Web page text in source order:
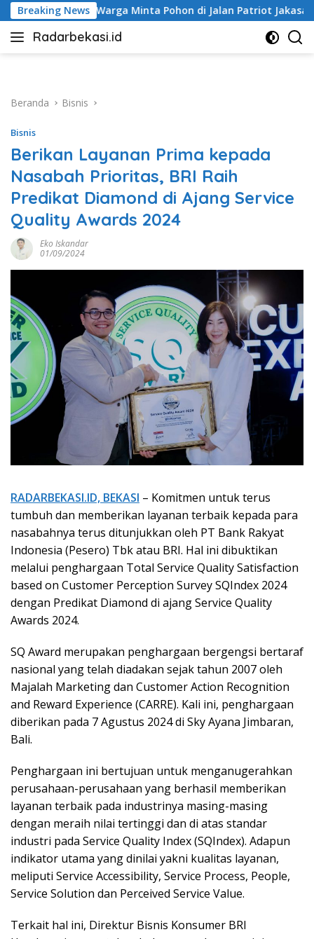
Langsung
ke
konten
Breaking News
Pohon di Jalan Patriot Jakasampurna Dipangkas
Radarbekasi.id
Berita
Beranda
Bisnis
Bisnis
Berikan Layanan Prima kepada
Nasabah Prioritas, BRI Raih
Predikat Diamond di Ajang Service
Quality Awards 2024
Eko Iskandar
01/09/2024
RADARBEKASI.ID, BEKASI – Komitmen untuk terus
tumbuh dan memberikan layanan terbaik kepada para
nasabahnya terus ditunjukkan oleh PT Bank Rakyat
Indonesia (Pesero) Tbk atau BRI. Hal ini dibuktikan
melalui penghargaan Total Service Quality Satisfaction
based on Customer Perception Survey SQIndex 2024
dengan Predikat Diamond di ajang Service Quality
Awards 2024.
SQ Award merupakan penghargaan bergengsi bertaraf
nasional yang telah diadakan sejak tahun 2007 oleh
Majalah Marketing dan Customer Action Recognition
and Reward Experience (CARRE). Kali ini, penghargaan
diberikan pada 7 Agustus 2024 di Sky Ayana Jimbaran,
Bali.
Penghargaan ini bertujuan untuk menganugerahkan
perusahaan-perusahaan yang berhasil memberikan
layanan terbaik pada industrinya masing-masing
dengan meraih nilai tertinggi dan di atas standar
industri pada Service Quality Index (SQIndex). Adapun
indikator utama yang dinilai yakni kualitas layanan,
meliputi Service Accessibility, Service Process, People,
Service Solution dan Perceived Service Value.
Terkait hal ini, Direktur Bisnis Konsumer BRI